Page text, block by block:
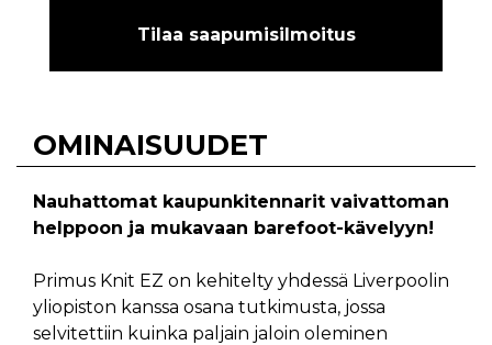
Tilaa saapumisilmoitus
OMINAISUUDET
Nauhattomat kaupunkitennarit vaivattoman
helppoon ja mukavaan barefoot-kävelyyn!
Primus Knit EZ on kehitelty yhdessä Liverpoolin
yliopiston kanssa osana tutkimusta, jossa
selvitettiin kuinka paljain jaloin oleminen